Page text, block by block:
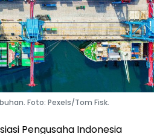
Foto: Pexels/Tom Fisk.
Pengusaha Indonesia